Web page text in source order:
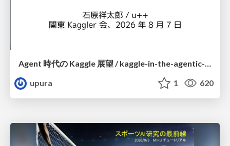
Agent 時代の Kaggle 展望 / kaggle-in-the-agentic-era
upura
1 620